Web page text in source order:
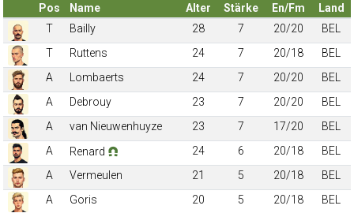
Pos Name Alter Stärke En/Fm
Land
T
Bailly 28 7 20/20
BEL
T
Ruttens 24 7 20/18
BEL
A
Lombaerts 24 7 20/20
BEL
A
Debrouy 23 7 20/20
BEL
A
van Nieuwenhuyze 23 7 17/20
BEL
A
Renard 24 6 20/18
BEL
A
Vermeulen 21 5 20/18
BEL
A
Goris 20 5 20/18
BEL